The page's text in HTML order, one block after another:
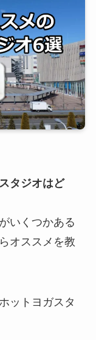
タジオはど
いくつかある
オススメを教
ットヨガスタ